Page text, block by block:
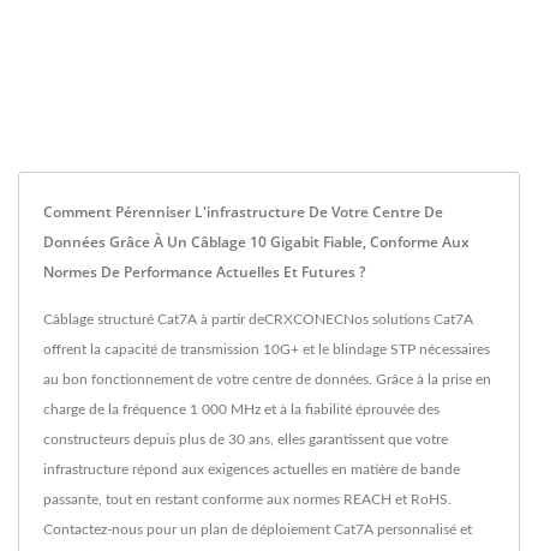
Comment Pérenniser L'infrastructure De Votre Centre De
Données Grâce À Un Câblage 10 Gigabit Fiable, Conforme Aux
Normes De Performance Actuelles Et Futures ?
Câblage structuré Cat7A à partir deCRXCONECNos solutions Cat7A
offrent la capacité de transmission 10G+ et le blindage STP nécessaires
au bon fonctionnement de votre centre de données. Grâce à la prise en
charge de la fréquence 1 000 MHz et à la fiabilité éprouvée des
constructeurs depuis plus de 30 ans, elles garantissent que votre
infrastructure répond aux exigences actuelles en matière de bande
passante, tout en restant conforme aux normes REACH et RoHS.
Contactez-nous pour un plan de déploiement Cat7A personnalisé et